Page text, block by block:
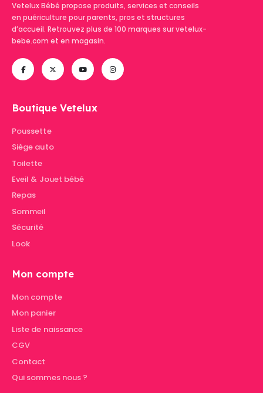
Vetelux Bébé propose produits, services et conseils
en puériculture pour parents, pros et structures
d’accueil. Retrouvez plus de 100 marques sur vetelux-
bebe.com et en magasin.
Boutique Vetelux
Poussette
Siège auto
Toilette
Eveil & Jouet bébé
Repas
Sommeil
Sécurité
Look
Mon compte
Mon compte
Mon panier
Liste de naissance
CGV
Contact
Qui sommes nous ?